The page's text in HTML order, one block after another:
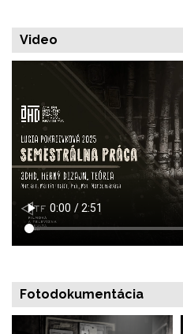
Video
Fotodokumentácia